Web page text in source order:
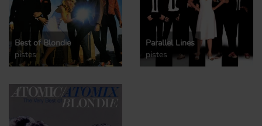
Best of Blondie
pistes
Parallel Lines
pistes